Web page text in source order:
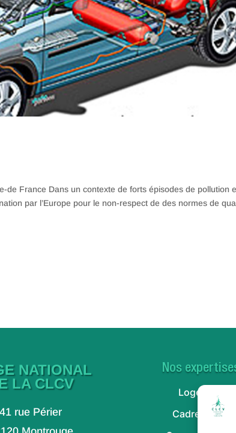
de France Dans un contexte de forts épisodes de pollution
par l’Europe pour le non-respect de des normes de
NATIONAL
LA CLCV
41 rue Périer
Nos
Logement
Cadre de vie